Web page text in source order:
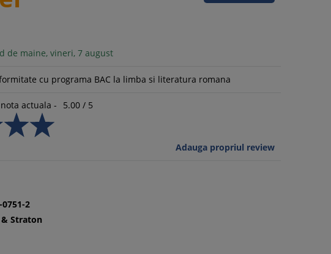
de maine, vineri, 7 august
cu programa BAC la limba si literatura romana
nota actuala - 5.00 / 5
Adauga propriul review
2
Straton